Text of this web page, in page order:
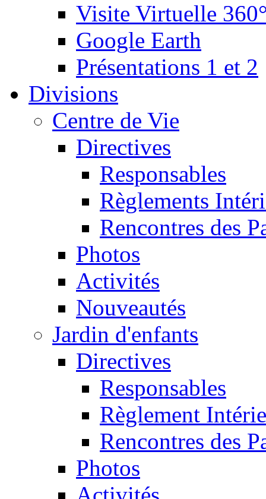
Visite Virtuelle
Google Earth
Présentations 1 et 2
Divisions
Centre de Vie
Directives
Responsables
Règlements
Rencontres des
Photos
Activités
Nouveautés
Jardin d'enfants
Directives
Responsables
Règlement
Rencontres des
Photos